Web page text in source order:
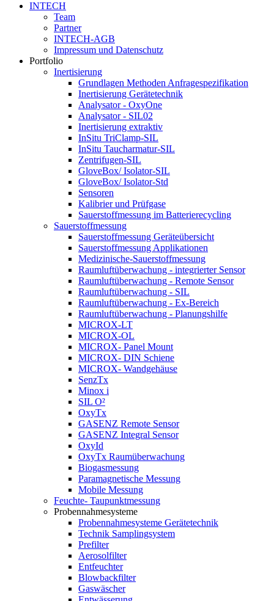
INTECH
Team
Partner
INTECH-AGB
Impressum und Datenschutz
Portfolio
Inertisierung
Grundlagen Methoden Anfragespezifikation
Inertisierung Gerätetechnik
Analysator - OxyOne
Analysator - SIL02
Inertisierung extraktiv
InSitu TriClamp-SIL
InSitu Taucharmatur-SIL
Zentrifugen-SIL
GloveBox/ Isolator-SIL
GloveBox/ Isolator-Std
Sensoren
Kalibrier und Prüfgase
Sauerstoffmessung im Batterierecycling
Sauerstoffmessung
Sauerstoffmessung Geräteübersicht
Sauerstoffmessung Applikationen
Medizinische-Sauerstoffmessung
Raumluftüberwachung - integrierter Sensor
Raumluftüberwachung - Remote Sensor
Raumluftüberwachung - SIL
Raumluftüberwachung - Ex-Bereich
Raumluftüberwachung - Planungshilfe
MICROX-LT
MICROX-OL
MICROX- Panel Mount
MICROX- DIN Schiene
MICROX- Wandgehäuse
SenzTx
Minox i
SIL O²
OxyTx
GASENZ Remote Sensor
GASENZ Integral Sensor
OxyId
OxyTx Raumüberwachung
Biogasmessung
Paramagnetische Messung
Mobile Messung
Feuchte- Taupunktmessung
Probennahmesysteme
Probennahmesysteme Gerätetechnik
Technik Samplingsystem
Prefilter
Aerosolfilter
Entfeuchter
Blowbackfilter
Gaswäscher